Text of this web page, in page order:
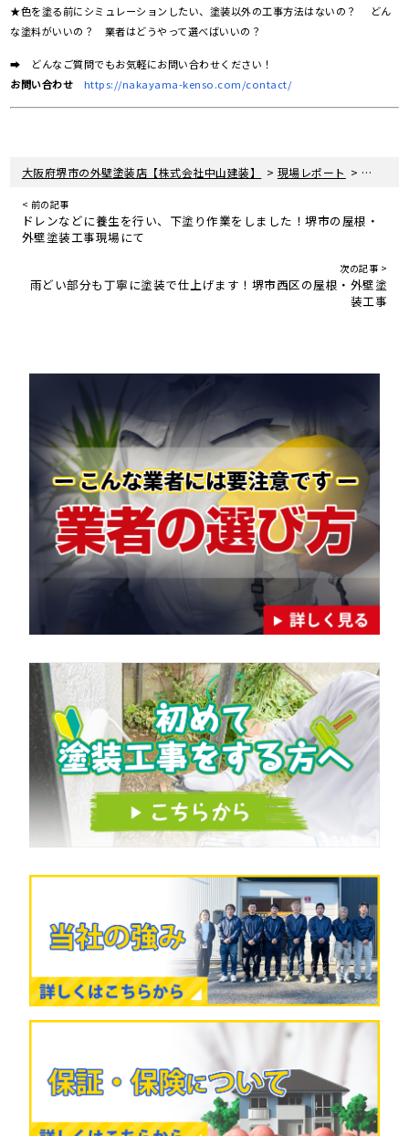
★色を塗る前にシミュレーションしたい、塗装以外の工事方法はないの？ どん
な塗料がいいの？ 業者はどうやって選べばいいの？
➡ どんなご質問でもお気軽にお問い合わせください！
お問い合わせ
https://nakayama-kenso.com/contact/
大阪府堺市の外壁塗装店【株式会社中山建装】 > 現場レポート > 大阪府
< 前の記事
ドレンなどに養生を行い、下塗り作業をしました！堺市の屋根・
外壁塗装工事現場にて
次の記事 >
雨どい部分も丁寧に塗装で仕上げます！堺市西区の屋根・外壁塗
装工事